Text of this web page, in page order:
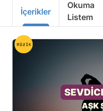
İçerikler
Okuma
Listem